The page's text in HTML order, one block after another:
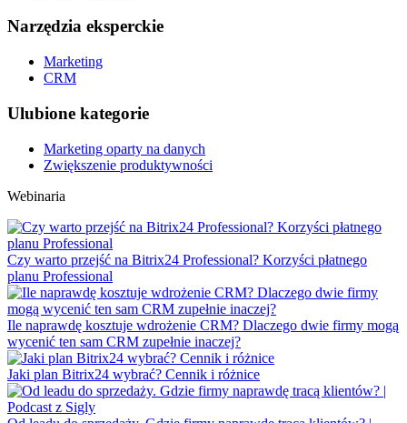
Narzędzia eksperckie
Marketing
CRM
Ulubione kategorie
Marketing oparty na danych
Zwiększenie produktywności
Webinaria
Czy warto przejść na Bitrix24 Professional? Korzyści płatnego
planu Professional
Ile naprawdę kosztuje wdrożenie CRM? Dlaczego dwie firmy mogą
wycenić ten sam CRM zupełnie inaczej?
Jaki plan Bitrix24 wybrać? Cennik i różnice